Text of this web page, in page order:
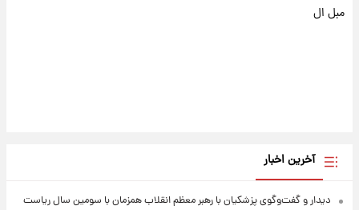
مبل ال
آخرین اخبار
دیدار و گفت‌وگوی پزشکیان با رهبر معظم انقلاب همزمان با سومین سال ریاست